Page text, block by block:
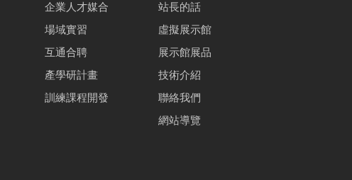
企業人才媒合
場域實習
互通合聘
產學研計畫
訓練課程開發
站長的話
虛擬展示館
展示館展品
技術介紹
聯絡我們
網站導覽